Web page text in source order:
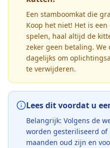
Een stamboomkat die
Koop het niet! Het is
spelen, haal altijd de
zeker geen betaling.
dagelijks om
te verwijderen.
Lees dit voordat u
Belangrijk: Volgens de
worden gesteriliseerd of
maanden oud zijn en